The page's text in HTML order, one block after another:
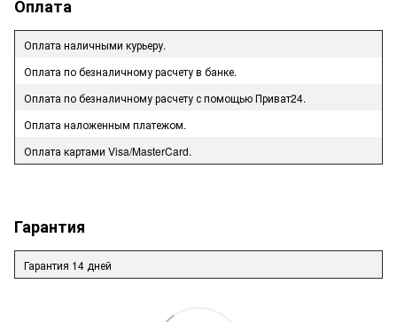
Оплата
Оплата наличными курьеру.
Оплата по безналичному расчету в банке.
Оплата по безналичному расчету с помощью Приват24.
Оплата наложенным платежом.
Оплата картами Visa/MasterCard.
Гарантия
Гарантия 14 дней